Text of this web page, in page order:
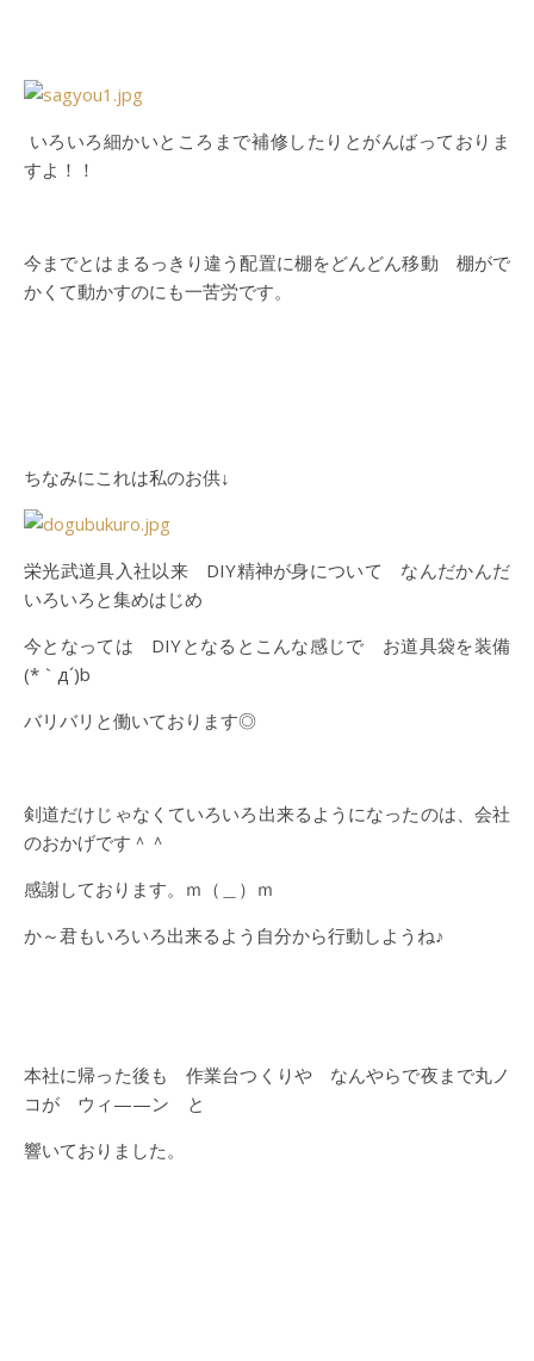
いろいろ細かいところまで補修したりとがんばっておりま
すよ！！
今までとはまるっきり違う配置に棚をどんどん移動 棚がで
かくて動かすのにも一苦労です。
ちなみにこれは私のお供↓
栄光武道具入社以来 DIY精神が身について なんだかんだ
いろいろと集めはじめ
今となっては DIYとなるとこんな感じで お道具袋を装備
(*｀д´)b
バリバリと働いております◎
剣道だけじゃなくていろいろ出来るようになったのは、会社
のおかげです＾＾
感謝しております。ｍ（＿）ｍ
か～君もいろいろ出来るよう自分から行動しようね♪
本社に帰った後も 作業台つくりや なんやらで夜まで丸ノ
コが ウィ——ン と
響いておりました。